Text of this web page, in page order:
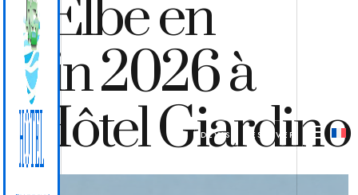
RÉSERVER
DEVIS
d’Elbe en
juin 2026 à
l’Hôtel Giardino